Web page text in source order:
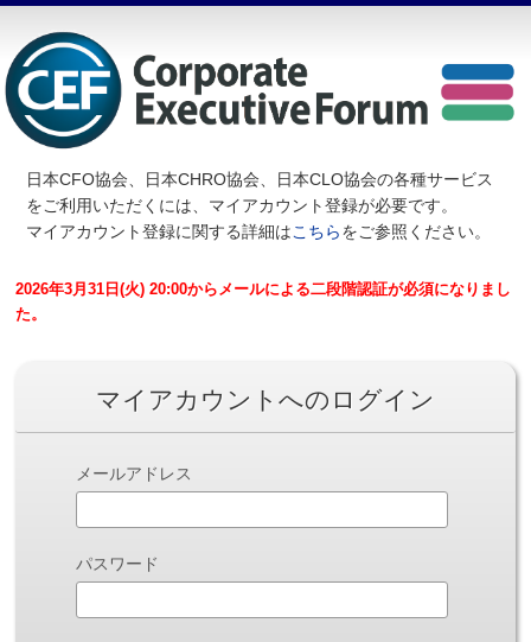
日本CFO協会、日本CHRO協会、日本CLO協会の各種サービス
をご利用いただくには、マイアカウント登録が必要です。
マイアカウント登録に関する詳細はこちらをご参照ください。
2026年3月31日(火) 20:00からメールによる二段階認証が必須になりまし
た。
マイアカウントへのログイン
メールアドレス
パスワード